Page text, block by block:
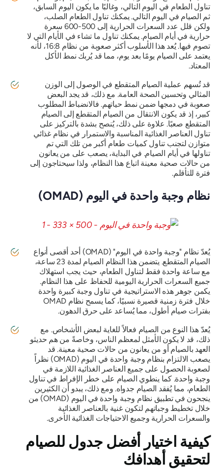
تناول الطعام في اليوم التالي، وغالبًا ما يكون اليوم السابق،
ثم الصيام في اليوم التالي. يمكنك تناول الطعام الصلب،
ولكن قلل عدد السعرات الحرارية إلى 500-600 سعرة
حرارية في أيام الصيام. يمكنك تناول ما تشاء في الأيام التي لا
تصوم فيها. يُعد هذا الأسلوب أكثر صعوبة من نظام 16:8، لأنه
يعتمد على الصيام يومًا بعد يوم، مما قد يُربك نمط الأكل
المعتاد.
قد تُسهم عملية الصيام المتقطع في الوصول إلى الوزن
المثالي وتحسين الصحة العامة. مع ذلك، قد يجد البعض
صعوبة في دمجها ضمن نمط حياتهم. فالانضباط المطلوب
كبير، إذ قد يكون الانتقال من الصيام المتقطع إلى الصيام
المتقطع صعبًا. علاوة على ذلك، يُنصح بشدة بالتركيز على
تناول العناصر الغذائية المناسبة والاستمرار في نظام غذائي
متوازن لتجنب تناول كميات طعام أكبر من تلك التي تم
تناولها في أيام الصيام. في البداية، يصعب على من يعانون
من حالات صحية معينة اتباع هذا النظام، ولذا سيحتاجون إلى
فترة للتأقلم.
نظام وجبة واحدة في اليوم (OMAD)
يُعدّ نظام "وجبة واحدة في اليوم" (OMAD) أحد أقصى أنواع
الصيام المتقطع. يتضمن هذا النظام الصيام لمدة 23 ساعة،
مع ساعة واحدة فقط لتناول الطعام، حيث يجب استهلاك
جميع السعرات الحرارية اليومية للحفاظ على هذا النظام.
يكمن جوهر هذه الاستراتيجية في تناول وجبة كبيرة واحدة
خلال فترة زمنية قصيرة نسبيًا، كما يسمح نظام OMAD
بفترات صيام أطول، مما يُساعد على حرق الدهون.
يُعدّ هذا النوع من الصيام فعالاً للغاية لبعض الأشخاص. مع
ذلك، قد لا يكون الأمثل لمعظم الناس، وخاصةً من هم حديثو
العهد بالصيام أو من يعانون من حالات صحية معينة. قد
يصعب الالتزام بنظام وجبة واحدة في اليوم (OMAD) نظراً
لصعوبة الحصول على جميع العناصر الغذائية اللازمة في
وجبة واحدة. كما ينطوي الصيام على خطر الإفراط في تناول
الطعام، مما يُفقد الصيام جدواه. ومع ذلك، يبدو أن الكثيرين
ينجحون في تطبيق نظام وجبة واحدة في اليوم (OMAD) من
خلال تخطيط وجباتهم لتكون غنية بالعناصر الغذائية
والسعرات الحرارية وجميع الاحتياجات الغذائية الأخرى.
كيفية اختيار أفضل جدول للصيام
لتحقيق أهدافك